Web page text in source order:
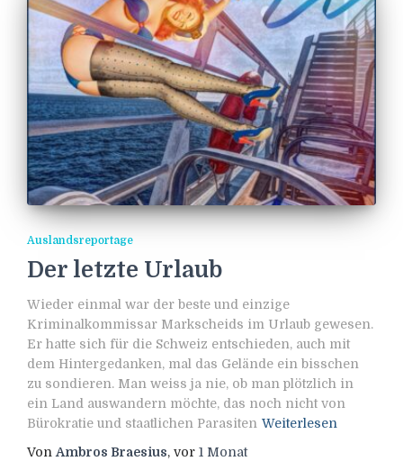
Auslandsreportage
Der letzte Urlaub
Wieder einmal war der beste und einzige
Kriminalkommissar Markscheids im Urlaub gewesen.
Er hatte sich für die Schweiz entschieden, auch mit
dem Hintergedanken, mal das Gelände ein bisschen
zu sondieren. Man weiss ja nie, ob man plötzlich in
ein Land auswandern möchte, das noch nicht von
Bürokratie und staatlichen Parasiten Weiterlesen
VonAmbros Braesius, vor 1 Monat